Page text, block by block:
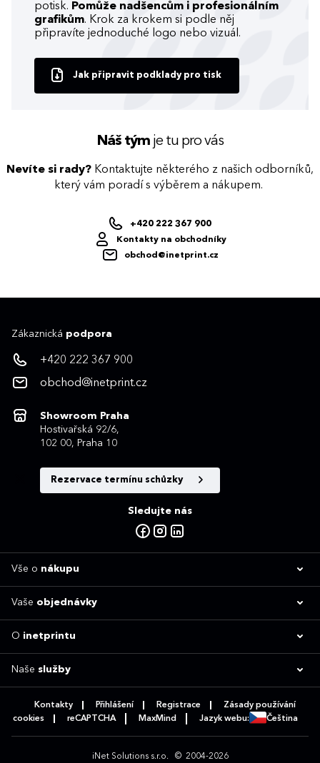
potisk. Pomůže nadšencům i profesionálním
grafikům. Krok za krokem si podle něj
připravíte jednoduché logo nebo vizuál.
Jak připravit podklady pro tisk
Náš týmje tu pro vás
Nevíte si rady? Kontaktujte některého z našich odborníků,
který vám poradí s výběrem a nákupem.
+420 222 367 900
Kontakty na obchodníky
obchod@inetprint.cz
Zákaznická podpora
+420 222 367 900
obchod@inetprint.cz
Showroom Praha
Hostivařská 92/6,
102 00, Praha 10
Rezervace termínu schůzky
Sledujte nás
Vše o nákupu
Vaše objednávky
O inetprintu
Naše služby
Kontakty Přihlášení Registrace
Zásady používání
cookies
reCAPTCHA MaxMind Jazyk webu: Čeština
iNet Solutions s.r.o. © 2004-2026